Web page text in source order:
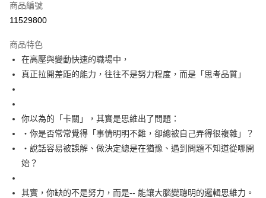
運送方式
宅配
每筆NT$100，滿NT$499(含以上)免運費
商品編號
11529800
商品特色
在高壓與變動快速的職場中，
真正拉開差距的能力，往往不是努力程度，而是「思考品質」
你以為的「卡關」，其實是思維出了問題：
‧你是否常常覺得「事情明明不難，卻總被自己弄得很複雜」？
‧說話容易被誤解、做決定總是在猶豫、遇到問題不知道從哪開
始？
其實，你缺的不是努力，而是-- 能讓大腦變聰明的邏輯思維力。